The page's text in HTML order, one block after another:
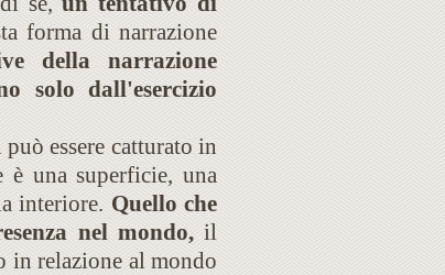
forma di narrazione
della narrazione
solo dall'esercizio
essere catturato in
una superficie, una
interiore. Quello che
nel mondo,il
in relazione al mondo